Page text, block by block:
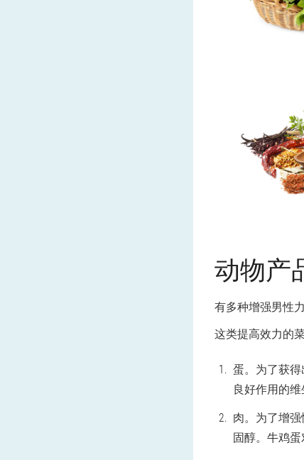
动物产
有多种增强男性
这类提高效力的
蛋。为了获
良好作用的维
肉。为了增
固醇。牛鸡